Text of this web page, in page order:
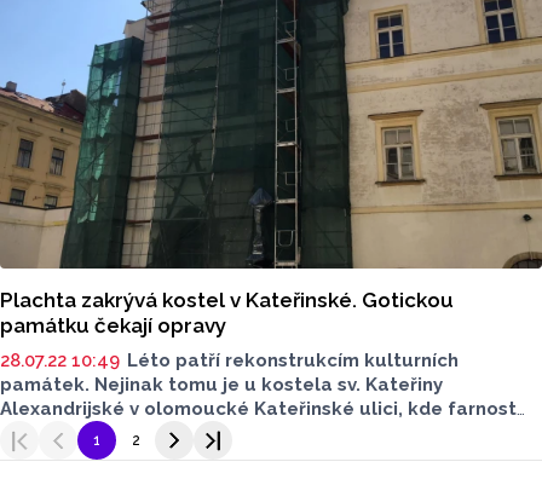
Plachta zakrývá kostel v Kateřinské. Gotickou
památku čekají opravy
28.07.22 10:49 Léto patří rekonstrukcím kulturních
památek. Nejinak tomu je u kostela sv. Kateřiny
Alexandrijské v olomoucké Kateřinské ulici, kde farnost
rekonstruuje průčelí chrámu.
1 2